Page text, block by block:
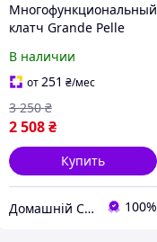
Многофункциональный
клатч Grande Pelle
В наличии
от251 ₴/мес
2 508 ₴
3 250 ₴
Купить
Домашній Світ 100%